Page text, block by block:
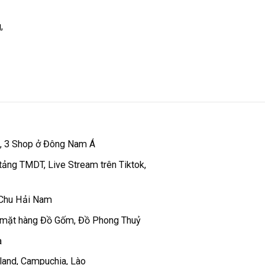
3 Shop ở Đông Nam Á
TMDT, Live Stream trên Tiktok,
Hải Nam
hàng Đồ Gốm, Đồ Phong Thuỷ
Campuchia, Lào